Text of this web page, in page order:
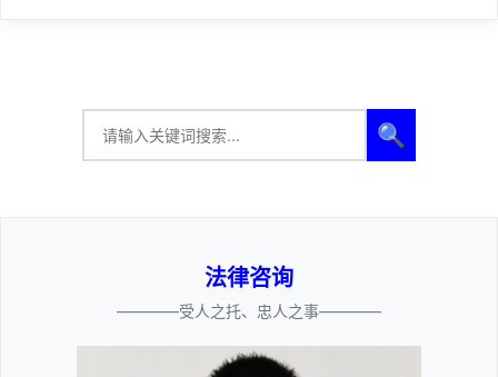
🔍
法律咨询
————受人之托、忠人之事————